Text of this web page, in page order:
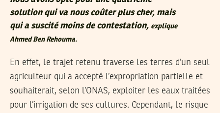
solution qui va nous coûter plus cher, mais
qui a suscité moins de contestation, explique
Ahmed Ben Rehouma.
En effet, le trajet retenu traverse les terres d’un seul
agriculteur qui a accepté l’expropriation partielle et
souhaiterait, selon l’ONAS, exploiter les eaux traitées
pour l’irrigation de ses cultures. Cependant, le risque